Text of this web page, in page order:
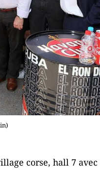
corse, hall 7 avec